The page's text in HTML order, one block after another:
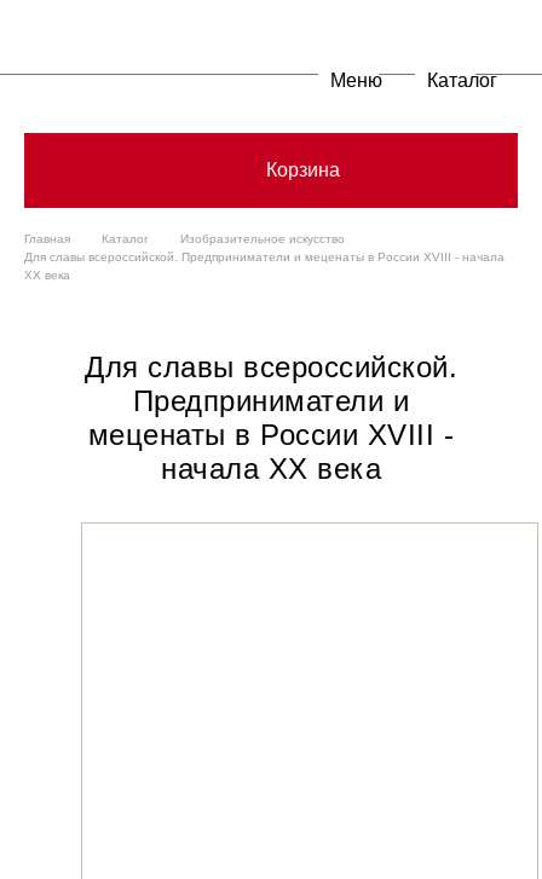
Меню Каталог
Корзина
Главная Каталог
Изобразительное искусство
Для славы всероссийской. Предприниматели и меценаты в России XVIII - начала
XX века
Для славы всероссийской.
Предприниматели и
меценаты в России XVIII -
начала XX века